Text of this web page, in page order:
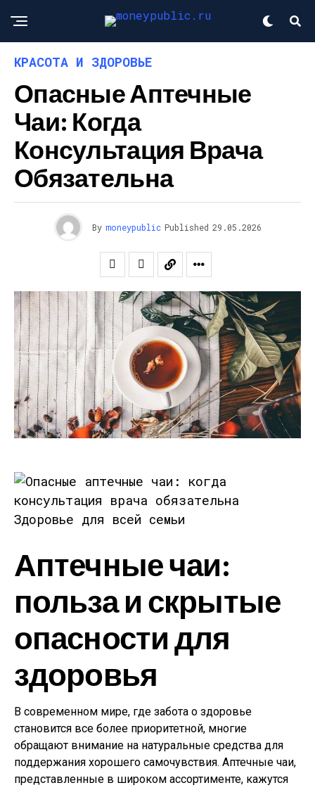
КРАСОТА И ЗДОРОВЬЕ
Опасные Аптечные
Чаи: Когда
Консультация Врача
Обязательна
By moneypublic Published 29.05.2026
Здоровье для всей семьи
Аптечные чаи:
польза и скрытые
опасности для
здоровья
В современном мире, где забота о здоровье
становится все более приоритетной, многие
обращают внимание на натуральные средства для
поддержания хорошего самочувствия. Аптечные чаи,
представленные в широком ассортименте, кажутся